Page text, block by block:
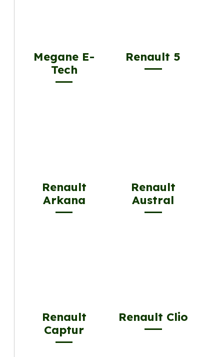
Megane E-
Tech
Renault 5
Renault
Arkana
Renault
Austral
Renault
Captur
Renault Clio